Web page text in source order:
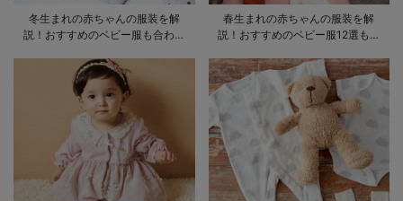
冬生まれの赤ちゃんの服装を解
説！おすすめのベビー服も合わせ
春生まれの赤ちゃんの服装を解
説！おすすめのベビー服12選も合